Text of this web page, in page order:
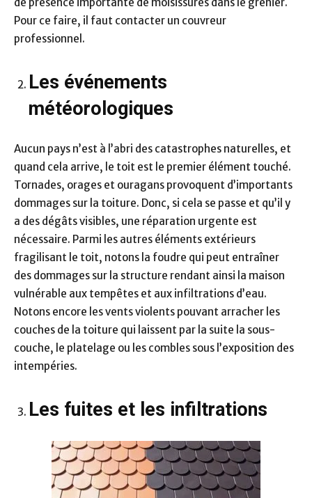
Pour ce faire, il faut contacter un couvreur
professionnel.
Les événements
météorologiques
Aucun pays n’est à l’abri des catastrophes naturelles, et
quand cela arrive, le toit est le premier élément touché.
Tornades, orages et ouragans provoquent d’importants
dommages sur la toiture. Donc, si cela se passe et qu’il y
a des dégâts visibles, une réparation urgente est
nécessaire. Parmi les autres éléments extérieurs
fragilisant le toit, notons la foudre qui peut entraîner
des dommages sur la structure rendant ainsi la maison
vulnérable aux tempêtes et aux infiltrations d’eau.
Notons encore les vents violents pouvant arracher les
couches de la toiture qui laissent par la suite la sous-
couche, le platelage ou les combles sous l’exposition des
intempéries.
Les fuites et les infiltrations